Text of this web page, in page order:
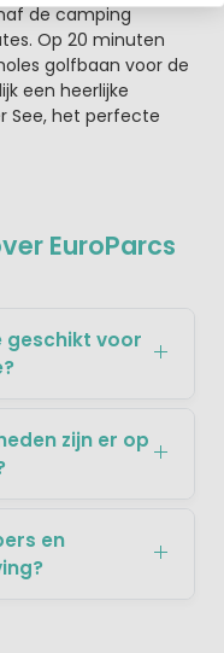
de camping
Op 20 minuten
golfbaan voor de
een heerlijke
See, het perfecte
EuroParcs
geschikt voor
zijn er op
en